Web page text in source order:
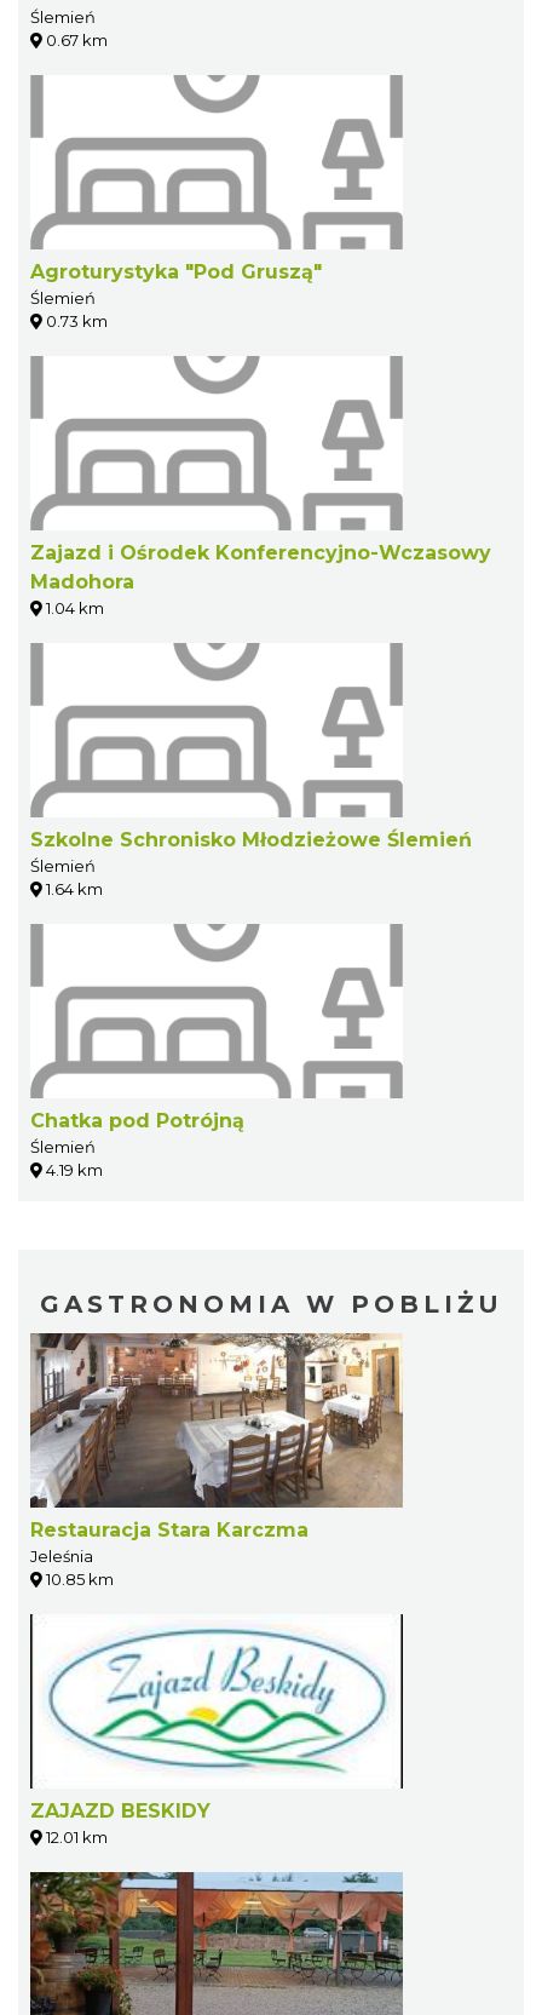
Ślemień
0.67 km
Agroturystyka "Pod Gruszą"
Ślemień
0.73 km
Zajazd i Ośrodek Konferencyjno-Wczasowy
Madohora
1.04 km
Szkolne Schronisko Młodzieżowe Ślemień
Ślemień
1.64 km
Chatka pod Potrójną
Ślemień
4.19 km
GASTRONOMIA W POBLIŻU
Restauracja Stara Karczma
Jeleśnia
10.85 km
ZAJAZD BESKIDY
12.01 km